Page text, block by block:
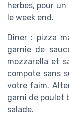
herbes, pour
le week end.
Dîner : pizza
garnie de
mozzarella et
compote sans
votre faim.
garni de poulet
salade.